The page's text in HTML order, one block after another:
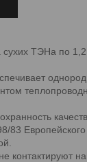
ТЭНа по 1,2
83
контактируют